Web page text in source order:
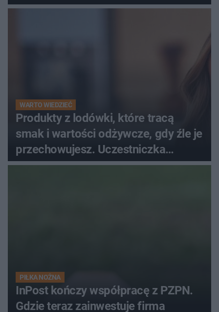
WARTO WIEDZIEĆ
Produkty z lodówki, które tracą
smak i wartości odżywcze, gdy źle je
przechowujesz. Uczestniczka
"MasterChefa"
PIŁKA NOŻNA
InPost kończy współpracę z PZPN.
Gdzie teraz zainwestuje firma